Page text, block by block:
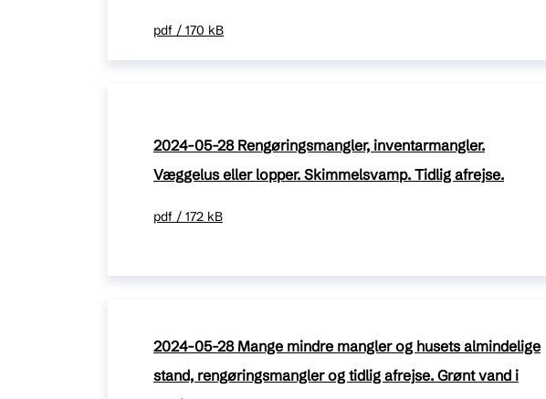
pdf / 170 kB
2024-05-28 Rengøringsmangler, inventarmangler.
Væggelus eller lopper. Skimmelsvamp. Tidlig afrejse.
pdf / 172 kB
2024-05-28 Mange mindre mangler og husets almindelige
stand, rengøringsmangler og tidlig afrejse. Grønt vand i